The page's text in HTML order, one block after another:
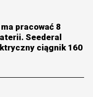
pracować 8
Seederal
ciągnik 160